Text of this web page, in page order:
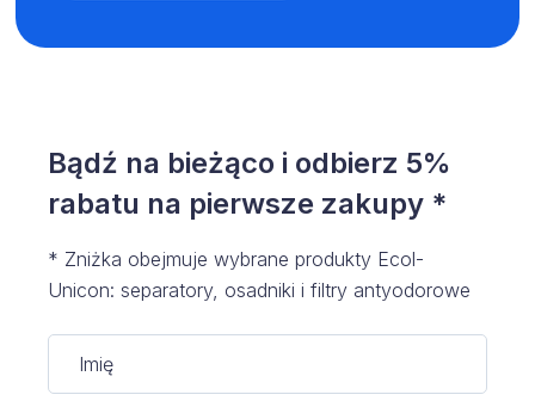
Bądź na bieżąco i odbierz 5%
rabatu na pierwsze zakupy *
* Zniżka obejmuje wybrane produkty Ecol-
Unicon: separatory, osadniki i filtry antyodorowe